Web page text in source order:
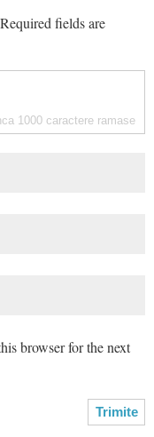
Required fields are
1000 caractere ramase
browser for the next